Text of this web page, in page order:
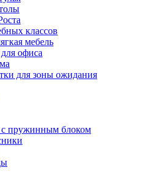
классов
мебель
офиса
для зоны ожидания
пружинным блоком